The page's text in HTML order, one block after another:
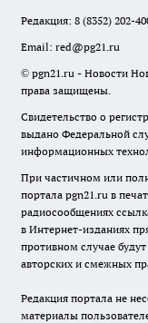
Редакция: 8 (8352) 202-
Email: red@pg21.ru
© pgn21.ru - Новости
права защищены.
Свидетельство о
выдано Федеральной
информационных
При частичном или
портала pgn21.ru в
радиосообщениях
в Интернет-изданиях
противном случае
авторских и смежных
Редакция портала не
материалы